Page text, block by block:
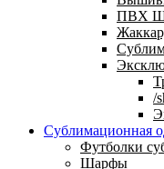
ПВХ
/
Сублимационная
Футболки
Шарфы